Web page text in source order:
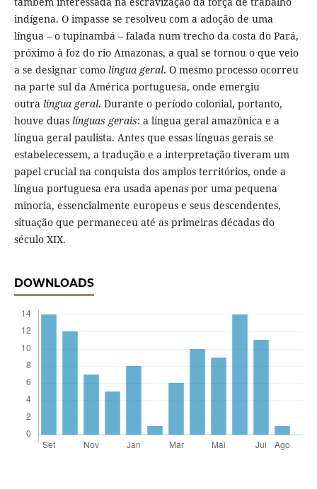
indígena. O impasse se resolveu com a adoção de uma
língua – o tupinambá – falada num trecho da costa do Pará,
próximo à foz do rio Amazonas, a qual se tornou o que veio
a se designar como língua geral. O mesmo processo ocorreu
na parte sul da América portuguesa, onde emergiu
outra língua geral. Durante o período colonial, portanto,
houve duas línguas gerais: a língua geral amazônica e a
língua geral paulista. Antes que essas línguas gerais se
estabelecessem, a tradução e a interpretação tiveram um
papel crucial na conquista dos amplos territórios, onde a
língua portuguesa era usada apenas por uma pequena
minoria, essencialmente europeus e seus descendentes,
situação que permaneceu até as primeiras décadas do
século XIX.
DOWNLOADS